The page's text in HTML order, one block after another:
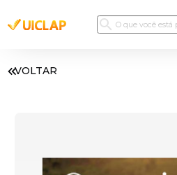
VOLTAR